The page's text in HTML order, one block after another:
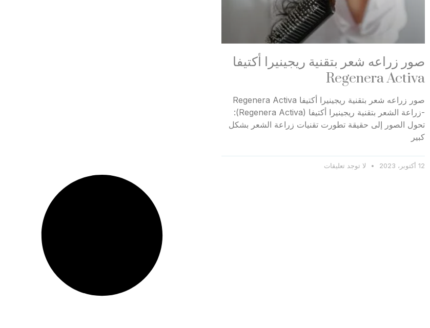
صور زراعه شعر بتقنية ريجينيرا أكتيفا
Regenera Activa
صور زراعه شعر بتقنية ريجينيرا أكتيفا Regenera Activa
-زراعة الشعر بتقنية ريجينيرا أكتيفا (Regenera Activa):
تحول الصور إلى حقيقة تطورت تقنيات زراعة الشعر بشكل
كبير
12 أكتوبر، 2023 لا توجد تعليقات